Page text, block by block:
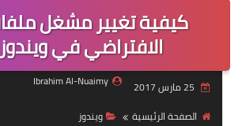
مراجعات
حماية
اندرويد
الافتراضي في ويندوز
Ibrahim Al-Nuaimy
الصفحة الرئيسية
ويندوز